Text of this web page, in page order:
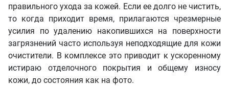
правильного ухода за кожей. Если ее долго не чистить,
то когда приходит время, прилагаются чрезмерные
усилия по удалению накопившихся на поверхности
загрязнений часто используя неподходящие для кожи
очистители. В комплексе это приводит к ускоренному
истираю отделочного покрытия и общему износу
кожи, до состояния как на фото.